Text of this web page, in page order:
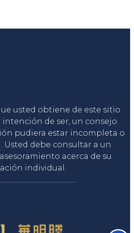
usted obtiene de este sitio
intención de ser, un consejo
pudiera estar incompleta o
Usted debe consultar a un
acerca de su
individual.